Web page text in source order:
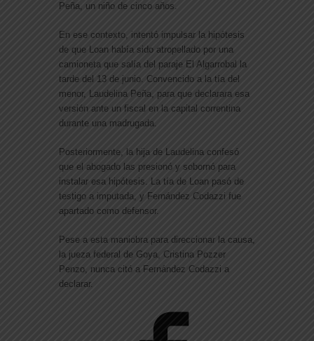
Peña, un niño de cinco años.
En ese contexto, intentó impulsar la hipótesis
de que Loan había sido atropellado por una
camioneta que salía del paraje El Algarrobal la
tarde del 13 de junio. Convencido a la tía del
menor, Laudelina Peña, para que declarara esa
versión ante un fiscal en la capital correntina
durante una madrugada.
Posteriormente, la hija de Laudelina confesó
que el abogado las presionó y sobornó para
instalar esa hipótesis. La tía de Loan pasó de
testigo a imputada, y Fernández Codazzi fue
apartado como defensor.
Pese a esta maniobra para direccionar la causa,
la jueza federal de Goya, Cristina Pozzer
Penzo, nunca citó a Fernández Codazzi a
declarar.